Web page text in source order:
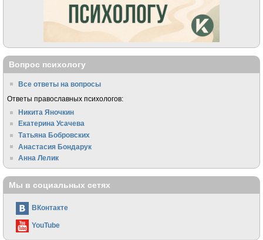
Вопрос психологу
Все ответы на вопросы
Ответы православных психологов:
Никита Яночкин
Екатерина Усачева
Татьяна Бобровских
Анастасия Бондарук
Анна Лелик
Мы в социальных сетях
ВКонтакте
YouTube